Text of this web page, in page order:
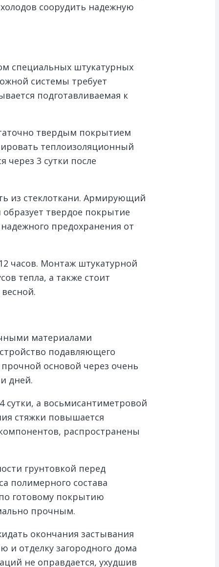
соорудить надежную
специальных штукатурных
системы требует
подготавливаемая к
твердым покрытием
теплоизоляционный
3 сутки после
из стеклоткани. Армирующий
твердое покрытие
предохранения от
часов. Монтаж штукатурной
тепла, а также стоит
материалами
подавляющего
основой через очень
дней.
сутки, а восьмисантиметровой
стяжки повышается
распространены
грунтовкой перед
полимерного состава
готовому покрытию
прочным.
окончания застывания
и отделку загородного дома
не оправдается, ухудшив